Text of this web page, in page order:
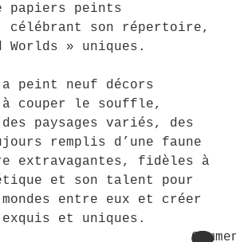
papiers peints
célébrant son répertoire,
Worlds » uniques.
peint neuf décors
à couper le souffle,
paysages variés, des
remplis d’une faune
extravagantes, fidèles à
et son talent pour
entre eux et créer
et uniques.